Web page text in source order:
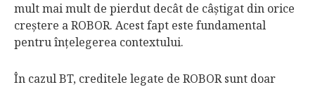
mult mai mult de pierdut decât de câştigat din orice
creştere a ROBOR. Acest fapt este fundamental
pentru înţelegerea contextului.
În cazul BT, creditele legate de ROBOR sunt doar